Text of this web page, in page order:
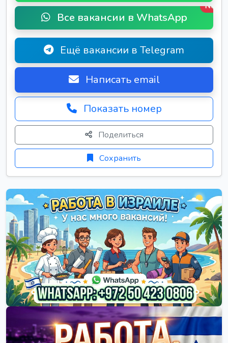
Все вакансии в WhatsApp
New
Ещё вакансии в Telegram
Написать email
Показать номер
Поделиться
Сохранить